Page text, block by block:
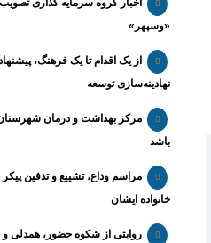
«وسپهر»
از یک اقدام تا یک فرهنگ،
نهادینه‌سازی توسعه
مرکز بهداشت و درمان
باشد
مراسم وداع، تشییع و تدفین
خانواده ایشان
روایتی از شکوه حضور، همدلی